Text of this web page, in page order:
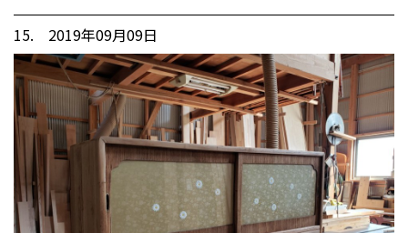
15. 2019年09月09日